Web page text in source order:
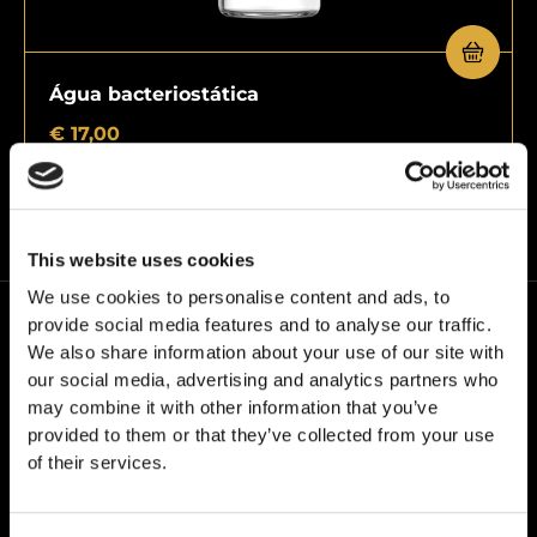
This website uses cookies
We use cookies to personalise content and ads, to
provide social media features and to analyse our traffic.
We also share information about your use of our site with
our social media, advertising and analytics partners who
may combine it with other information that you’ve
provided to them or that they’ve collected from your use
of their services.
Água bacteriostática
€ 17,00
Na24PEPTIDES, trabalhamos com a nossa própria
convicção: qualidade sem atalhos.